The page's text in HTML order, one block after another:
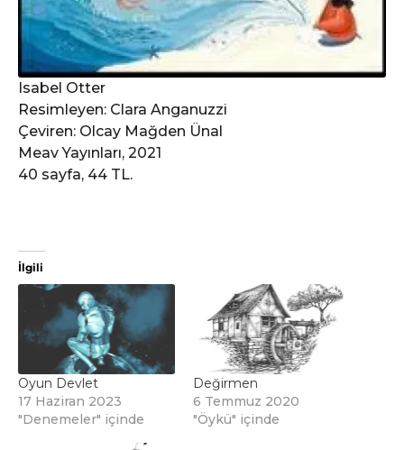
Isabel Otter
Resimleyen: Clara Anganuzzi
Çeviren: Olcay Mağden Ünal
Meav Yayınları, 2021
40 sayfa, 44 TL.
İlgili
Oyun Devlet
17 Haziran 2023
"Denemeler" içinde
Değirmen
6 Temmuz 2020
"Öykü" içinde